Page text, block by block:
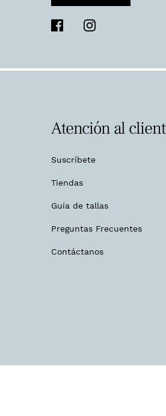
Atención al
Suscríbete
Tiendas
Guía de tallas
Preguntas Frecuentes
Contáctanos